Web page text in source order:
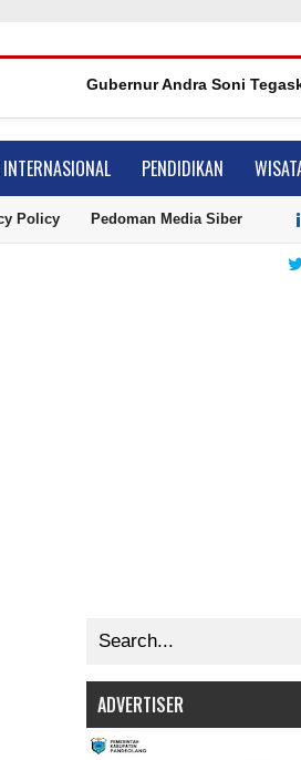
Gubernur Andra Soni Tegaskan
INTERNASIONAL PENDIDIKAN
Policy Pedoman Media Siber
ADVERTISER